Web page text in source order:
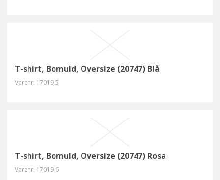
T-shirt, Bomuld, Oversize (20747) Blå
Varenr. 17019-5
T-shirt, Bomuld, Oversize (20747) Rosa
Varenr. 17019-6